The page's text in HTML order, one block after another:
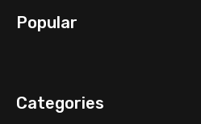
Popular
Categories